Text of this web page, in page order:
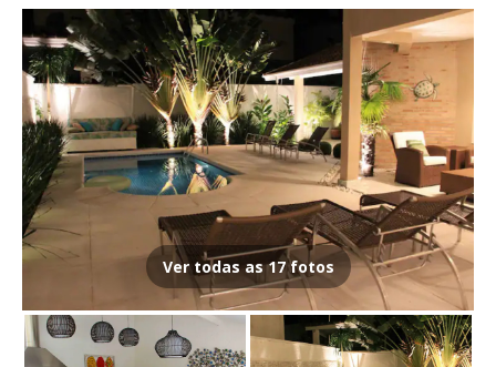
Ver todas as 17 fotos